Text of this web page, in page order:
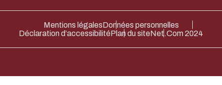
Mentions légalesDonnées personnelles
Déclaration d’accessibilitéPlan du siteNet.Com 2024